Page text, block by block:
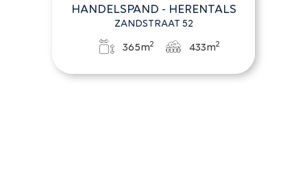
HANDELSPAND - HERENTALS
ZANDSTRAAT 52
365m2 433m2